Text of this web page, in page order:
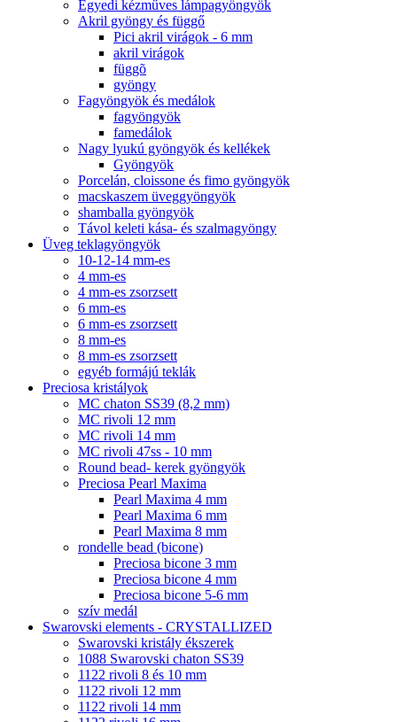
Egyedi kézműves lámpagyöngyök
Akril gyöngy és függő
Pici akril virágok - 6 mm
akril virágok
függõ
gyöngy
Fagyöngyök és medálok
fagyöngyök
famedálok
Nagy lyukú gyöngyök és kellékek
Gyöngyök
Porcelán, cloissone és fimo gyöngyök
macskaszem üveggyöngyök
shamballa gyöngyök
Távol keleti kása- és szalmagyöngy
Üveg teklagyöngyök
10-12-14 mm-es
4 mm-es
4 mm-es zsorzsett
6 mm-es
6 mm-es zsorzsett
8 mm-es
8 mm-es zsorzsett
egyéb formájú teklák
Preciosa kristályok
MC chaton SS39 (8,2 mm)
MC rivoli 12 mm
MC rivoli 14 mm
MC rivoli 47ss - 10 mm
Round bead- kerek gyöngyök
Preciosa Pearl Maxima
Pearl Maxima 4 mm
Pearl Maxima 6 mm
Pearl Maxima 8 mm
rondelle bead (bicone)
Preciosa bicone 3 mm
Preciosa bicone 4 mm
Preciosa bicone 5-6 mm
szív medál
Swarovski elements - CRYSTALLIZED
Swarovski kristály ékszerek
1088 Swarovski chaton SS39
1122 rivoli 8 és 10 mm
1122 rivoli 12 mm
1122 rivoli 14 mm